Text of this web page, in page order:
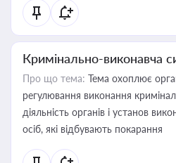
Кримінально-виконавча
Про що тема: Тема охоплює
регулювання виконання
діяльність органів і установ
осіб, які відбувають покарання